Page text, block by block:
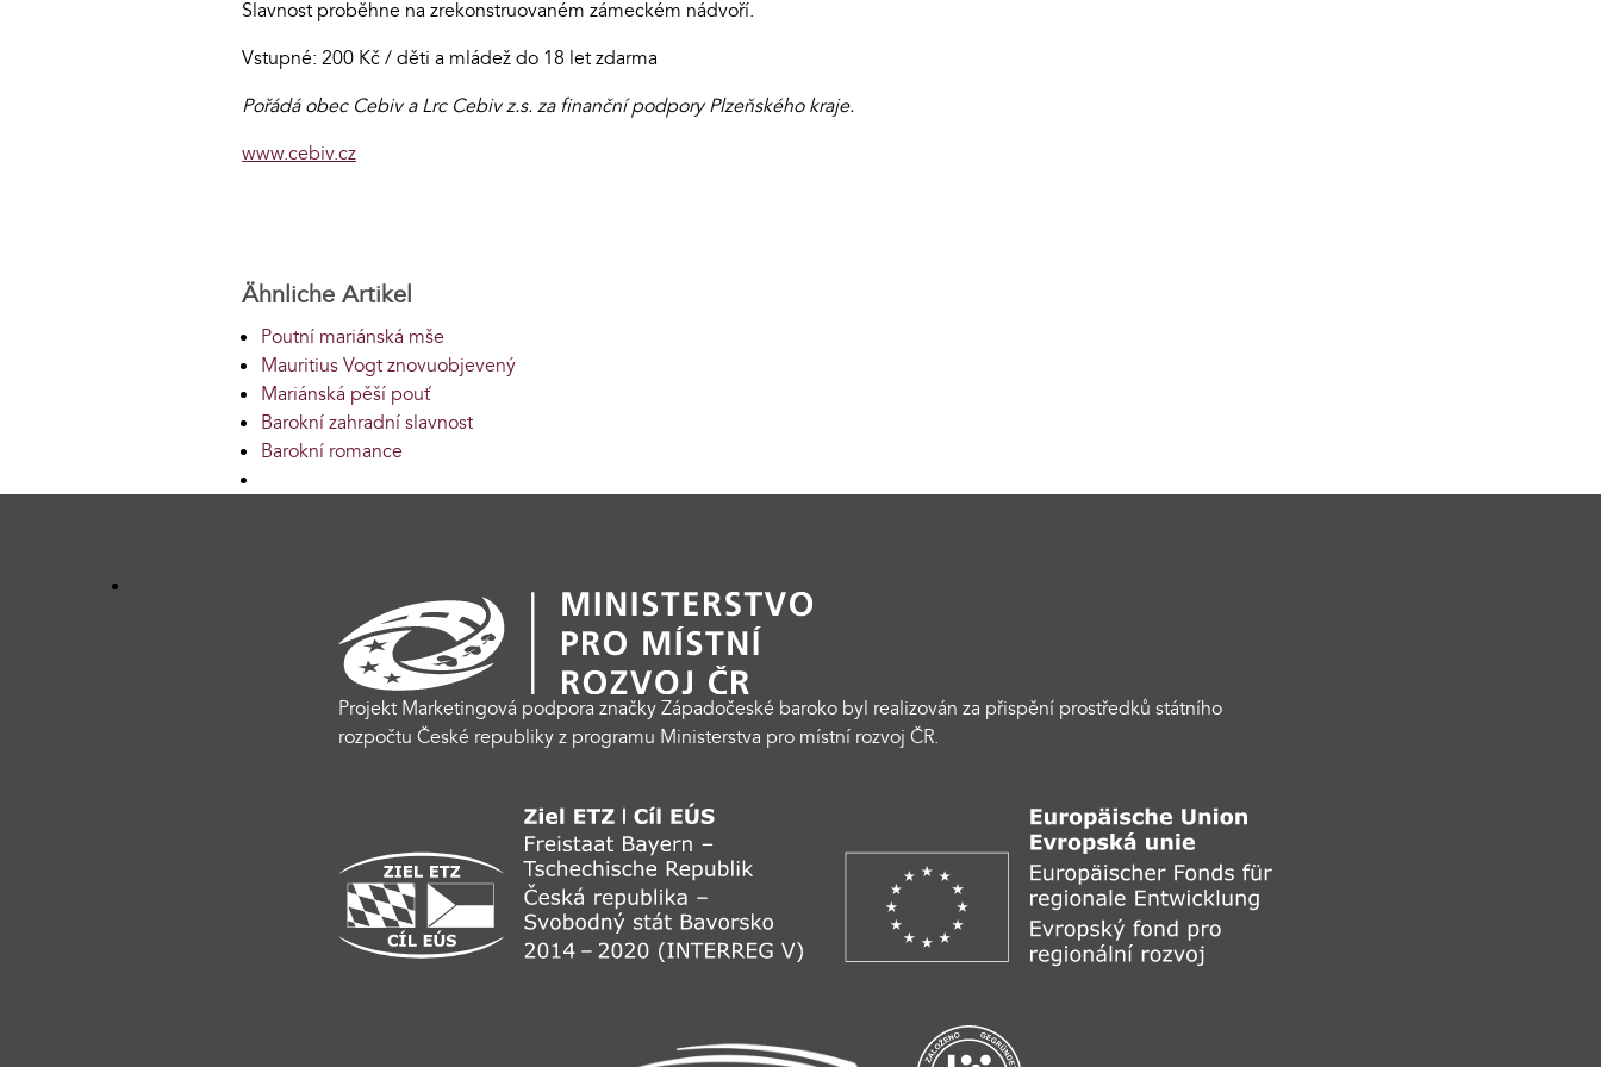
Slavnost proběhne na zrekonstruovaném zámeckém nádvoří.
Vstupné: 200 Kč / děti a mládež do 18 let zdarma
Pořádá obec Cebiv a Lrc Cebiv z.s. za finanční podpory Plzeňského kraje.
www.cebiv.cz
Ähnliche Artikel
Poutní mariánská mše
Mauritius Vogt znovuobjevený
Mariánská pěší pouť
Barokní zahradní slavnost
Barokní romance
Projekt Marketingová podpora značky Západočeské baroko byl realizován za přispění prostředků státního
rozpočtu České republiky z programu Ministerstva pro místní rozvoj ČR.